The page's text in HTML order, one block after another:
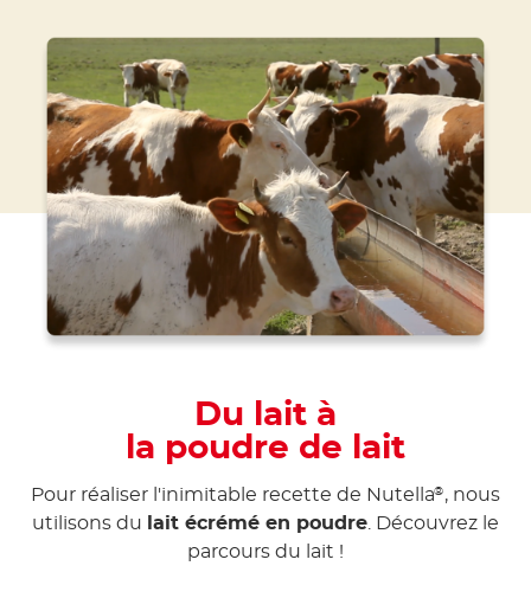
Du lait à
la poudre de lait
Pour réaliser l'inimitable recette de Nutella® , nous
utilisons du
lait écrémé en poudre . Découvrez le
parcours du lait !